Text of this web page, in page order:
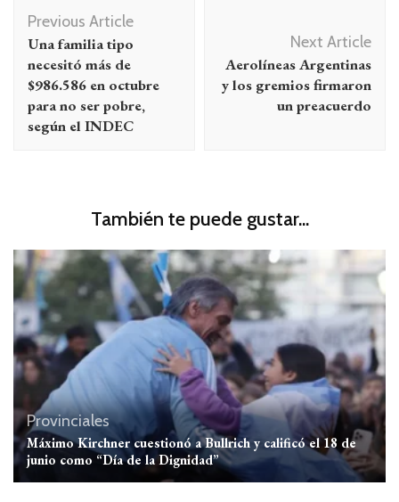
Navegación
de
entradas
Previous Article
Una familia tipo
necesitó más de
$986.586 en octubre
para no ser pobre,
según el INDEC
Next Article
Aerolíneas Argentinas
y los gremios firmaron
un preacuerdo
También te puede gustar...
Provinciales
Máximo Kirchner cuestionó a Bullrich y calificó el 18 de
junio como “Día de la Dignidad”